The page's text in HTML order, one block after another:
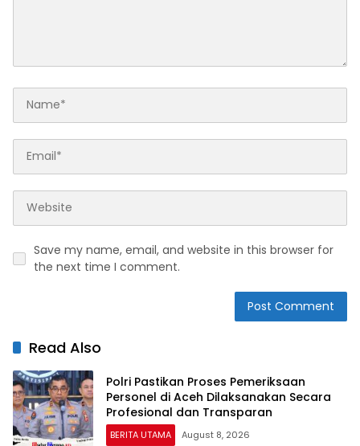
Save my name, email, and website in this browser for
the next time I comment.
Read Also
Polri Pastikan Proses Pemeriksaan
Personel di Aceh Dilaksanakan Secara
Profesional dan Transparan
BERITA UTAMA August 8, 2026